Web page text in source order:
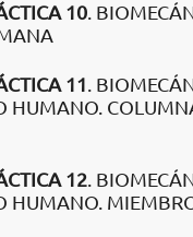
10.
11.
HUMANO.
12.
HUMANO.